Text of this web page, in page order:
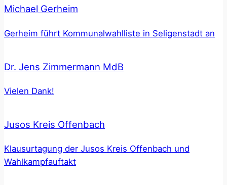
Michael Gerheim
Gerheim führt Kommunalwahlliste in Seligenstadt an
Dr. Jens Zimmermann MdB
Vielen Dank!
Jusos Kreis Offenbach
Klausurtagung der Jusos Kreis Offenbach und
Wahlkampfauftakt